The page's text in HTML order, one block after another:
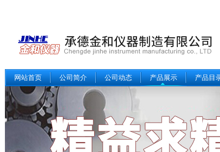
网站首页 公司简介 公司动态 产品展示 产品目